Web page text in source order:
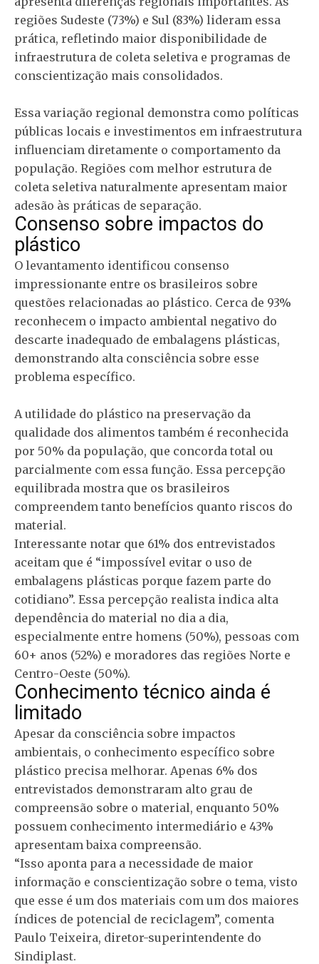
regiões Sudeste (73%) e Sul (83%) lideram essa
prática, refletindo maior disponibilidade de
infraestrutura de coleta seletiva e programas de
conscientização mais consolidados.
Essa variação regional demonstra como políticas
públicas locais e investimentos em infraestrutura
influenciam diretamente o comportamento da
população. Regiões com melhor estrutura de
coleta seletiva naturalmente apresentam maior
adesão às práticas de separação.
Consenso sobre impactos do
plástico
O levantamento identificou consenso
impressionante entre os brasileiros sobre
questões relacionadas ao plástico. Cerca de 93%
reconhecem o impacto ambiental negativo do
descarte inadequado de embalagens plásticas,
demonstrando alta consciência sobre esse
problema específico.
A utilidade do plástico na preservação da
qualidade dos alimentos também é reconhecida
por 50% da população, que concorda total ou
parcialmente com essa função. Essa percepção
equilibrada mostra que os brasileiros
compreendem tanto benefícios quanto riscos do
material.
Interessante notar que 61% dos entrevistados
aceitam que é “impossível evitar o uso de
embalagens plásticas porque fazem parte do
cotidiano”. Essa percepção realista indica alta
dependência do material no dia a dia,
especialmente entre homens (50%), pessoas com
60+ anos (52%) e moradores das regiões Norte e
Centro-Oeste (50%).
Conhecimento técnico ainda é
limitado
Apesar da consciência sobre impactos
ambientais, o conhecimento específico sobre
plástico precisa melhorar. Apenas 6% dos
entrevistados demonstraram alto grau de
compreensão sobre o material, enquanto 50%
possuem conhecimento intermediário e 43%
apresentam baixa compreensão.
“Isso aponta para a necessidade de maior
informação e conscientização sobre o tema, visto
que esse é um dos materiais com um dos maiores
índices de potencial de reciclagem”, comenta
Paulo Teixeira, diretor-superintendente do
Sindiplast.